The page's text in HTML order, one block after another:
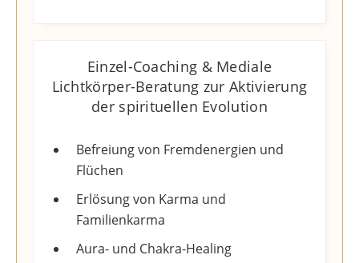
Einzel-Coaching & Mediale
Lichtkörper-Beratung zur Aktivierung
der spirituellen Evolution​
Befreiung von Fremdenergien und
Flüchen
Erlösung von Karma und
Familienkarma
Aura- und Chakra-Healing